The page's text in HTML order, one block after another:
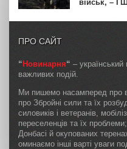
військ, –
ПРО САЙТ
“Новинарня“ –
важливих подій.
Ми пишемо насамперед про
про Збройні сили та їх
силовиків і ветеранів,
переселенців та їх
Донбасі й окупованих
оминаємо інші варті уваги